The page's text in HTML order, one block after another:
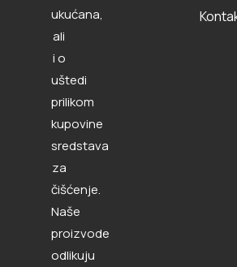
ukućana,
ali
i o
uštedi
prilikom
kupovine
sredstava
za
čišćenje.
Naše
proizvode
odlikuju